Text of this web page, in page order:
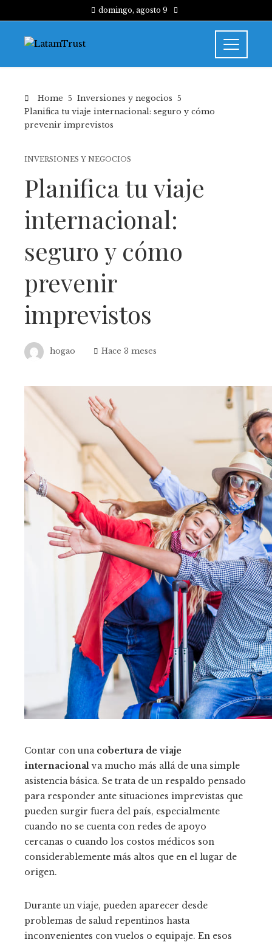
domingo, agosto 9
Home
Inversiones y negocios
Planifica tu viaje internacional: seguro y cómo
prevenir imprevistos
INVERSIONES Y NEGOCIOS
Planifica tu viaje
internacional:
seguro y cómo
prevenir
imprevistos
hogao Hace 3 meses
Contar con una cobertura de viaje
internacionalva mucho más allá de una simple
asistencia básica. Se trata de un respaldo pensado
para responder ante situaciones imprevistas que
pueden surgir fuera del país, especialmente
cuando no se cuenta con redes de apoyo
cercanas o cuando los costos médicos son
considerablemente más altos que en el lugar de
origen.
Durante un viaje, pueden aparecer desde
problemas de salud repentinos hasta
inconvenientes con vuelos o equipaje. En esos